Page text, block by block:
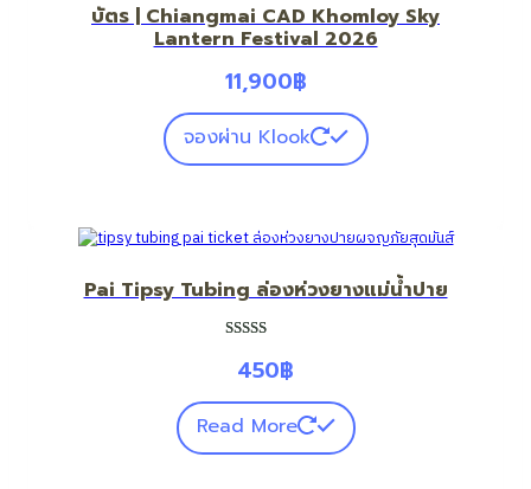
บัตร | Chiangmai CAD Khomloy Sky
Lantern Festival 2026
11,900฿
จองผ่าน Klook
Pai Tipsy Tubing ล่องห่วงยางแม่น้ำปาย
5.00จาก 5
บน การให้
450฿
Read More